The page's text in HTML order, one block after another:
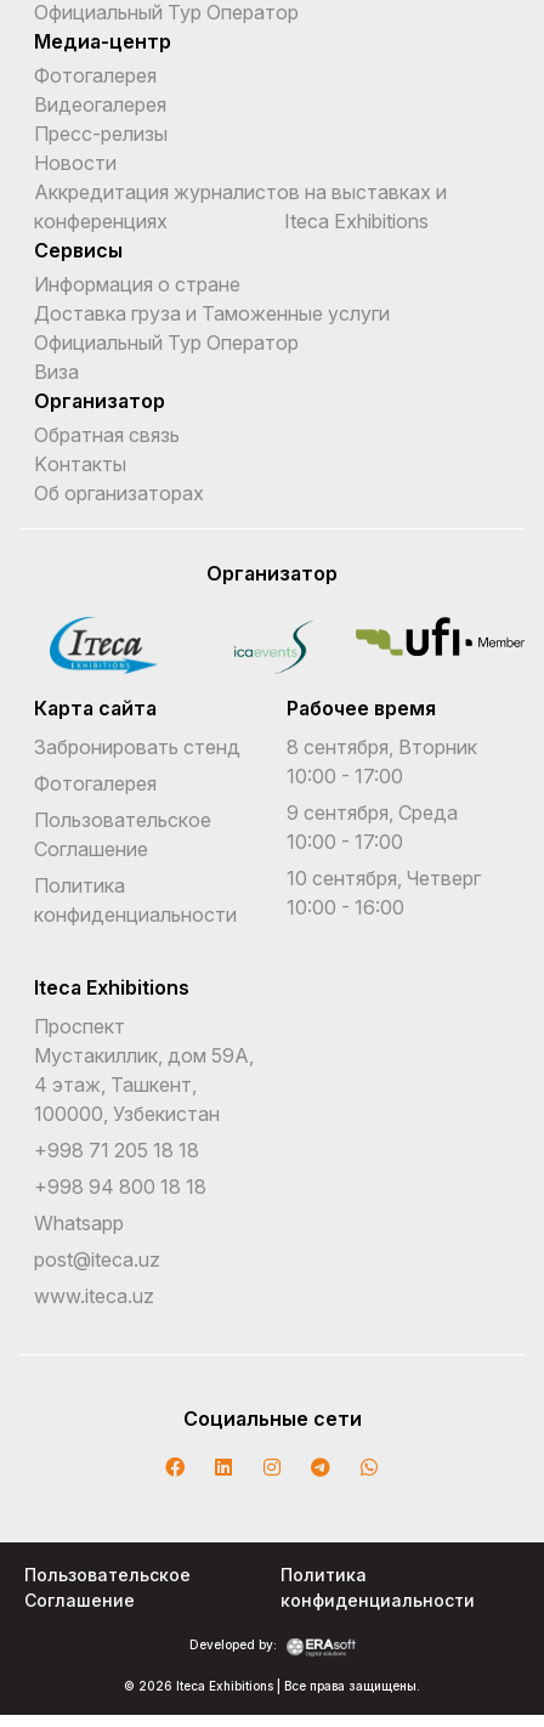
Официальный Тур Оператор
Медиа-центр
Фотогалерея
Видеогалерея
Пресс-релизы
Новости
Аккредитация журналистов на выставках и
конференциях Iteca Exhibitions
Сервисы
Информация о стране
Доставка груза и Таможенные услуги
Официальный Тур Оператор
Виза
Организатор
Обратная связь
Kонтакты
Об организаторах
Организатор
Карта сайта
Забронировать стенд
Фотогалерея
Пользовательское
Соглашение
Политика
конфиденциальности
Рабочее время
8 сентября, Вторник
10:00 - 17:00
9 сентября, Среда
10:00 - 17:00
10 сентября, Четверг
10:00 - 16:00
Iteca Exhibitions
Проспект
Мустакиллик, дом 59А,
4 этаж, Ташкент,
100000, Узбекистан
+998 71 205 18 18
+998 94 800 18 18
Whatsapp
post@iteca.uz
www.iteca.uz
Социальные сети
© 2026 Iteca Exhibitions | Все права защищены.
Developed by:
Пользовательское
Соглашение
Политика
конфиденциальности